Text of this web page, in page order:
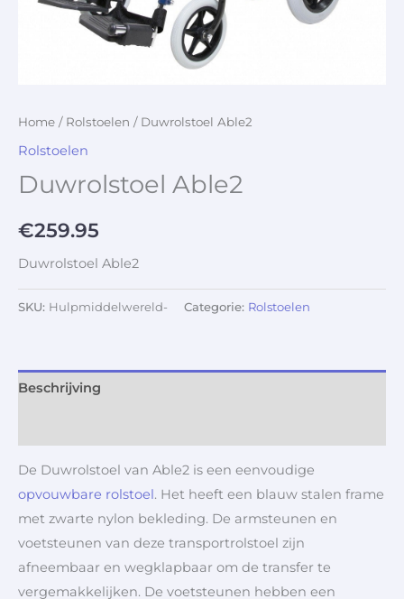
Home / Rolstoelen / Duwrolstoel Able2
Rolstoelen
Duwrolstoel Able2
€259.95
Duwrolstoel Able2
SKU: Hulpmiddelwereld- Categorie: Rolstoelen
Beschrijving
De Duwrolstoel van Able2 is een eenvoudige
opvouwbare rolstoel. Het heeft een blauw stalen frame
met zwarte nylon bekleding. De armsteunen en
voetsteunen van deze transportrolstoel zijn
afneembaar en wegklapbaar om de transfer te
vergemakkelijken. De voetsteunen hebben een